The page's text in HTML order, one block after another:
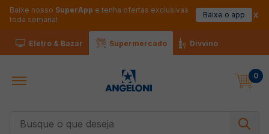
Baixe nosso SuperApp e tenha ofertas exclusivas
toda semana!
Baixe o app
Eletro & Bazar Supermercado Divvino
0